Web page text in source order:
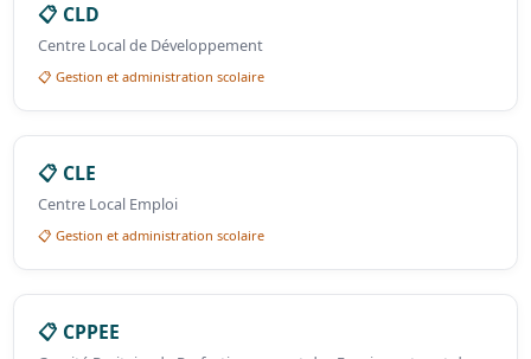
📋 CLD
Centre Local de Développement
📋 Gestion et administration scolaire
📋 CLE
Centre Local Emploi
📋 Gestion et administration scolaire
📋 CPPEE